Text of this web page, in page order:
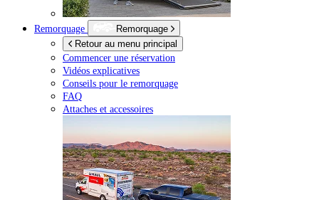
Remorquage
Remorquage
Retour au menu principal
Commencer une réservation
Vidéos explicatives
Conseils pour le remorquage
FAQ
Attaches et accessoires